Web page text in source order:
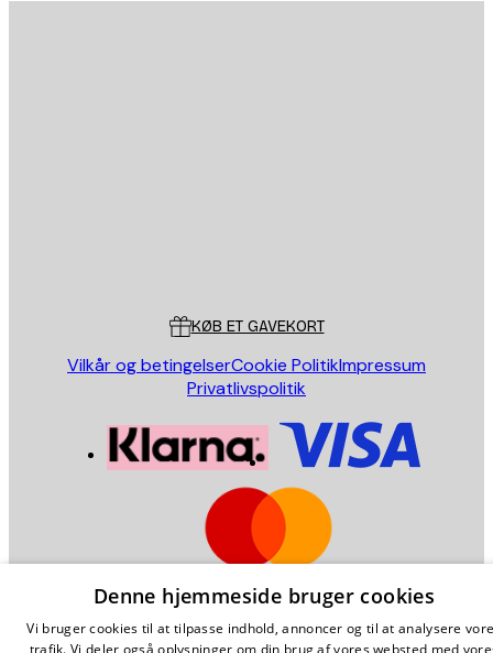
KØB ET GAVEKORT
Vilkår og betingelserCookie PolitikImpressum
Privatlivspolitik
Denmark (Dansk)
Copyright ©2026, Poster Store AB
Fantastic Art. Happy Prices.
Denne hjemmeside bruger cookies
Vi bruger cookies til at tilpasse indhold, annoncer og til at analysere
trafik. Vi deler også oplysninger om din brug af vores websted med